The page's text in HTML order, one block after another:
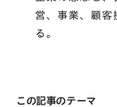
営、事業、顧客
る。
この記事のテーマ